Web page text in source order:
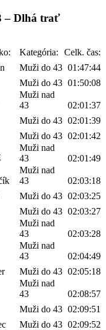
– Dlhá trať
Kategória:
Celk. čas:
Muži do 43 01:47:44
Muži do 43 01:50:08
Muži nad
43
02:01:37
Muži do 43 02:01:39
Muži do 43 02:01:42
Muži nad
43
02:01:49
Muži nad
43
02:03:18
Muži do 43 02:03:25
Muži do 43 02:03:27
Muži nad
43
02:03:28
Muži nad
43
02:04:49
Muži do 43 02:05:18
Muži nad
43
02:08:57
Muži do 43 02:09:51
Muži do 43 02:09:52